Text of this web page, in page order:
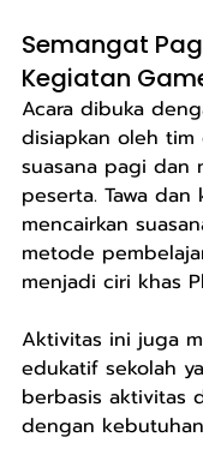
Semangat
Kegiatan
Acara dibuka
disiapkan oleh
suasana pagi dan
peserta. Tawa
mencairkan
metode
menjadi ciri khas
Aktivitas ini juga
edukatif sekolah
berbasis aktivitas
dengan